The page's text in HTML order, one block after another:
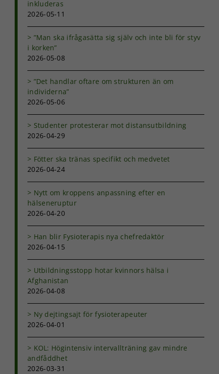
inkluderas
2026-05-11
”Man ska ifrågasätta sig själv och inte bli för styv
i korken”
2026-05-08
”Det handlar oftare om strukturen än om
individerna”
2026-05-06
Studenter protesterar mot distansutbildning
2026-04-29
Fötter ska tränas specifikt och medvetet
2026-04-24
Nytt om kroppens anpassning efter en
hälseneruptur
2026-04-20
Han blir Fysioterapis nya chefredaktör
2026-04-15
Utbildningsstopp hotar kvinnors hälsa i
Afghanistan
2026-04-08
Ny dejtingsajt för fysioterapeuter
2026-04-01
KOL: Högintensiv intervallträning gav mindre
andfåddhet
2026-03-31